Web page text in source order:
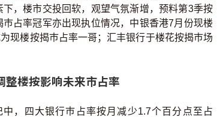
，楼市交投回软，观望气氛渐增，预料第3季按
占率冠军亦出现执位情况，中银香港7月份现楼
现楼按揭巿占率一哥；汇丰银行于楼花按揭巿场
楼按影响未来市占率
，四大银行巿占率按月减少1.7个百分点至占